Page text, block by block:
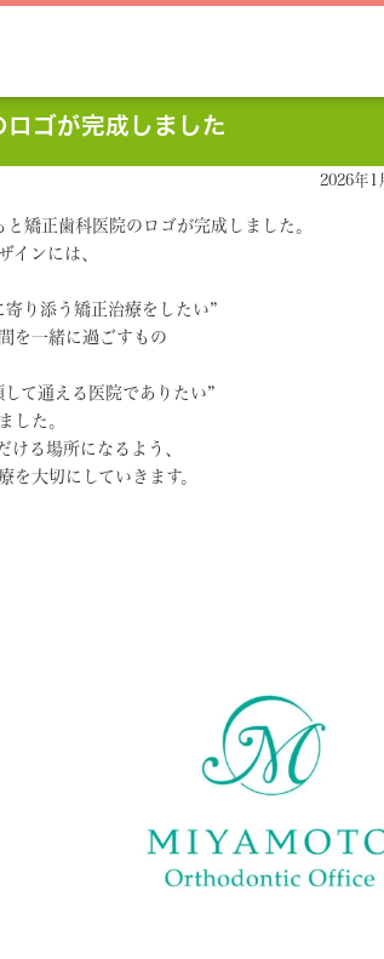
ロゴが完成しました
2026年1
矯正歯科医院のロゴが完成しました。
インには、
寄り添う矯正治療をしたい”
を一緒に過ごすもの
て通える医院でありたい”
した。
ける場所になるよう、
を大切にしていきます。